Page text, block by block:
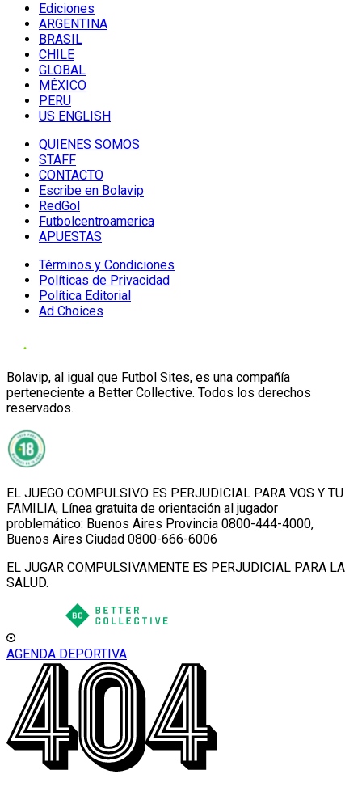
Ediciones
ARGENTINA
BRASIL
CHILE
GLOBAL
MÉXICO
PERU
US ENGLISH
QUIENES SOMOS
STAFF
CONTACTO
Escribe en Bolavip
RedGol
Futbolcentroamerica
APUESTAS
Términos y Condiciones
Políticas de Privacidad
Política Editorial
Ad Choices
Bolavip, al igual que Futbol Sites, es una compañía
perteneciente a Better Collective. Todos los derechos
reservados.
EL JUEGO COMPULSIVO ES PERJUDICIAL PARA VOS Y TU
FAMILIA, Línea gratuita de orientación al jugador
problemático: Buenos Aires Provincia 0800-444-4000,
Buenos Aires Ciudad 0800-666-6006
EL JUGAR COMPULSIVAMENTE ES PERJUDICIAL PARA LA
SALUD.
AGENDA DEPORTIVA